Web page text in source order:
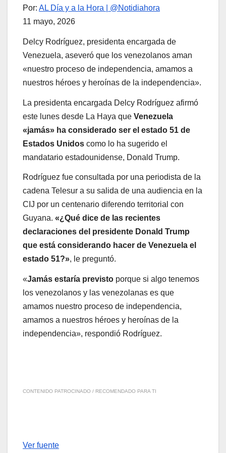
Por: AL Día y a la Hora | @Notidiahora
11 mayo, 2026
Delcy Rodríguez, presidenta encargada de
Venezuela, aseveró que los venezolanos aman
«nuestro proceso de independencia, amamos a
nuestros héroes y heroínas de la independencia».
La presidenta encargada Delcy Rodríguez afirmó
este lunes desde La Haya que Venezuela
«jamás» ha considerado ser el estado 51 de
Estados Unidos como lo ha sugerido el
mandatario estadounidense, Donald Trump.
Rodríguez fue consultada por una periodista de la
cadena Telesur a su salida de una audiencia en la
CIJ por un centenario diferendo territorial con
Guyana. «¿Qué dice de las recientes
declaraciones del presidente Donald Trump
que está considerando hacer de Venezuela el
estado 51?», le preguntó.
«Jamás estaría previsto porque si algo tenemos
los venezolanos y las venezolanas es que
amamos nuestro proceso de independencia,
amamos a nuestros héroes y heroínas de la
independencia», respondió Rodríguez.
CONTENIDO PATROCINADO / RECOMENDADO PARA TI
Ver fuente